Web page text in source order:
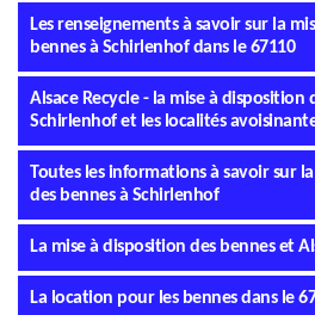
Les renseignements à savoir sur la
bennes à Schirlenhof dans le 67110
Alsace Recycle - la mise à disposition
Schirlenhof et les localités
Toutes les informations à savoir sur
des bennes à Schirlenhof
La mise à disposition des bennes et
La location pour les bennes dans le